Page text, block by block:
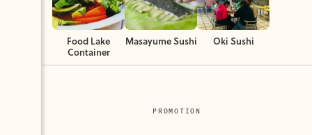
Food Lake
Container
Masayume Sushi Oki Sushi
PROMOTION